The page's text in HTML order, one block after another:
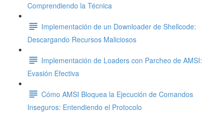
Comprendiendo la Técnica
Implementación de un Downloader de Shellcode:
Descargando Recursos Maliciosos
Implementación de Loaders con Parcheo de AMSI:
Evasión Efectiva
Cómo AMSI Bloquea la Ejecución de Comandos
Inseguros: Entendiendo el Protocolo